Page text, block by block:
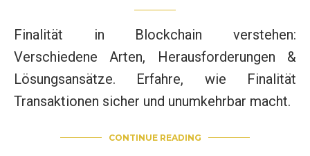
Finalität in Blockchain verstehen:
Verschiedene Arten, Herausforderungen &
Lösungsansätze. Erfahre, wie Finalität
Transaktionen sicher und unumkehrbar macht.
CONTINUE READING